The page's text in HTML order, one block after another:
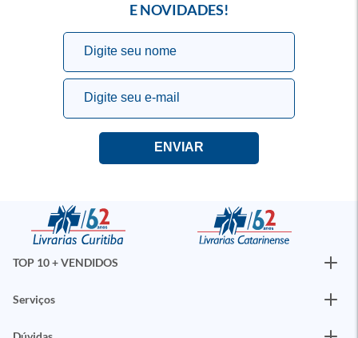
E NOVIDADES!
TOP 10 + VENDIDOS
Serviços